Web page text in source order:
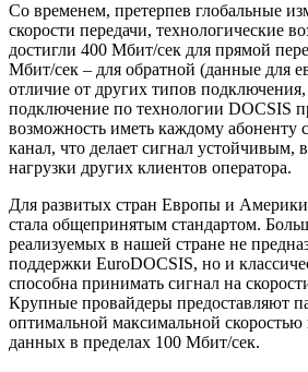
Со временем, претерпев глобальные
скорости передачи, технологические
достигли 400 Мбит/сек для прямой
Мбит/сек – для обратной (данные для
отличие от других типов
подключение по технологии DOCSIS
возможность иметь каждому абоненту
канал, что делает сигнал устойчивым,
нагрузки других клиентов оператора.
Для развитых стран Европы и Америки
стала общепринятым стандартом.
реализуемых в нашей стране не
поддержки EuroDOCSIS, но и
способна принимать сигнал на
Крупные провайдеры предоставляют
оптимальной максимальной скоростью
данных в пределах 100 Мбит/сек.